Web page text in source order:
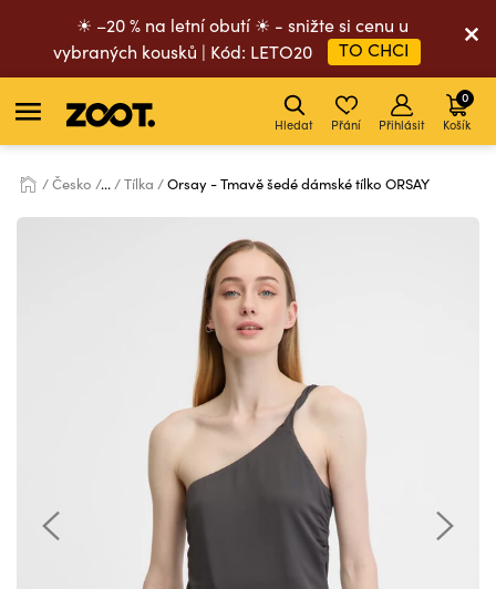
☀ –20 % na letní obutí ☀ - snižte si cenu u
vybraných kousků | Kód: LETO20
TO CHCI
Hledat Přání Přihlásit Košík
0
Česko ... Tílka Orsay - Tmavě šedé dámské tílko ORSAY